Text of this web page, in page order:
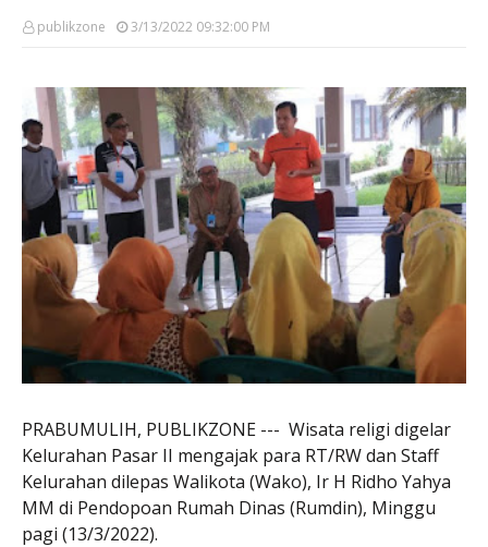
publikzone 3/13/2022 09:32:00 PM
PRABUMULIH, PUBLIKZONE --- Wisata religi digelar
Kelurahan Pasar II mengajak para RT/RW dan Staff
Kelurahan dilepas Walikota (Wako), Ir H Ridho Yahya
MM di Pendopoan Rumah Dinas (Rumdin), Minggu
pagi (13/3/2022).